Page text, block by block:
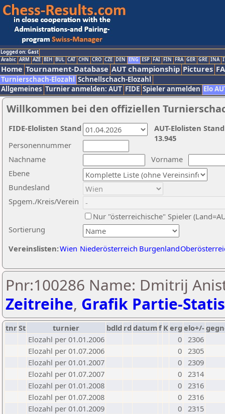
Logged on: Gast
Arabic ARM AZE BIH BUL CAT CHN CRO CZE DEN ENG ESP FAI FIN FRA GER GRE INA
Home Tournament-Database AUT championship Pictures
Turnierschach-Elozahl Schnellschach-Elozahl
Allgemeines Turnier anmelden: AUT FIDE Spieler anmelden Elo
Willkommen bei den offiziellen
Nachname
Vorname
Ebene
Sortierung
Personennummer
Bundesland
Spgem./Kreis/Verein
Nur "österreichische" Spieler
Vereinslisten:Wien Niederösterreich Burgenland
AUT-Elolisten
13.945
FIDE-Elolisten Stand
Pnr:100286 Name: Dmitrij
Zeitreihe, Grafik Partie-
tnrSt turnier bdld rd datumf Kerg elo+/-
Elozahl per 01.01.2006
0 2306
Elozahl per 01.07.2006
0 2305
Elozahl per 01.01.2007
0 2309
Elozahl per 01.07.2007
0 2314
Elozahl per 01.01.2008
0 2316
Elozahl per 01.07.2008
0 2316
Elozahl per 01.01.2009
0 2315